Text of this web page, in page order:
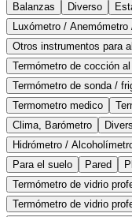
Balanzas
Diverso
Luxómetro /
Otros instrumentos para
Termómetro de cocción
Termómetro de sonda /
Termometro medico
Clima, Barómetro
Hidrómetro /
Para el suelo
Pared
Termómetro de vidrio
Termómetro de vidrio